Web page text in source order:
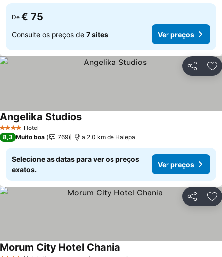
De € 75
Consulte os preços de 7 sites Ver preços
Partilhar
4 EstrelasHotel
Angelika StudiosVer preços
8,3 Muito boa 769 a 2.0 km de Halepa
Selecione as datas para ver os preços
exatos.
Ver preços
Partilhar
Morum City Hotel Chania